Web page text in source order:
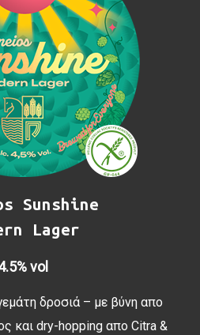
Sunshine
Lager
vol
δροσιά – με βύνη απο
και dry-hopping απο Citra &